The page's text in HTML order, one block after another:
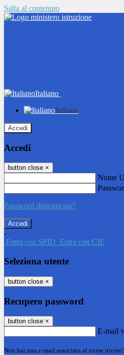
Salta al contenuto
Italiano
Italiano
Accedi
Accedi
button close ×
Nome
Password dimenticata?
-
Entra con SPID Entra con CIE
Seleziona utente
button close ×
Recupero password
button close ×
E-mail
Non hai una e-mail associata al nome